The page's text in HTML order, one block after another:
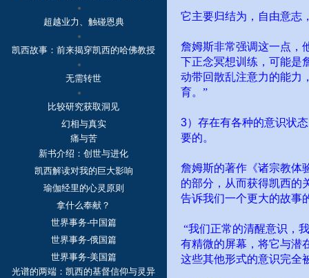
超越业力、触碰恩典
凯西故事： 前来揭穿凯西的哈佛教授
无需转世
比较研究获取洞见
幻相与真实
痛与苦
新书介绍：创世与进化
凯西解读对我的巨大影响
瑜伽经里的心灵原则
拿什么奉献？
世界事务-中国篇
世界事务-俄国篇
世界事务-美国篇
光谱的两端：凯西的基督信仰与灵异
它主要归结为，自由意志
詹姆斯非常强调这一点，
下正念冥想训练，可能是
动带回散乱注意力的能力
育。”
3）存在有各种的意识状
要的。
詹姆斯的著作《诸宗教体
的部分，从而获得凯西的
告诉我们一个更大的故事
“我们正常的清醒意识，
有精微的屏幕，将它与潜
这些其他形式的意识完全